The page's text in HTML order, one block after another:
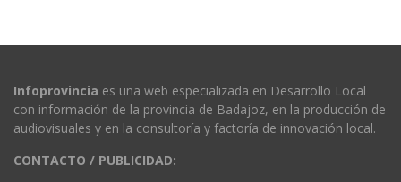
Infoprovincia es una web especializada en Desarrollo Local
con información de la provincia de Badajoz, en la producción de
audiovisuales y en la consultoría y factoría de innovación local.
CONTACTO / PUBLICIDAD: